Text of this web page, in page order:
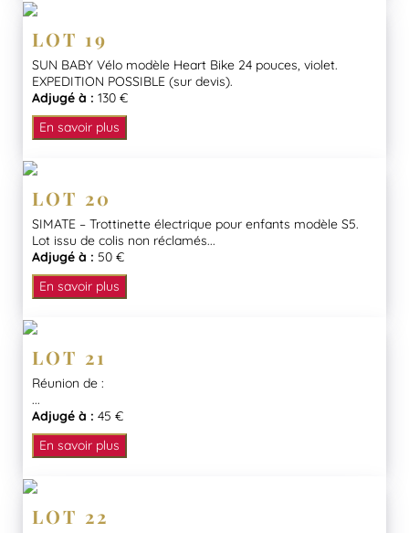
LOT 19
SUN BABY Vélo modèle Heart Bike 24 pouces, violet.
EXPEDITION POSSIBLE (sur devis).
Adjugé à : 130 €
En savoir plus
LOT 20
SIMATE – Trottinette électrique pour enfants modèle S5.
Lot issu de colis non réclamés...
Adjugé à : 50 €
En savoir plus
LOT 21
Réunion de :
...
Adjugé à : 45 €
En savoir plus
LOT 22